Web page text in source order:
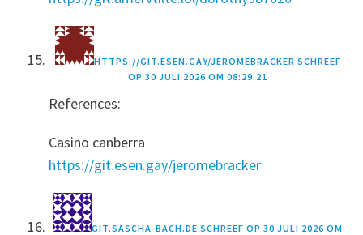
HTTPS://GIT.ESEN.GAY/JEROMEBRACKER SCHREEF
OP 30 JULI 2026 OM 08:29:21
References:
Casino canberra
https://git.esen.gay/jeromebracker
GIT.SASCHA-BACH.DE SCHREEF OP 30 JULI 2026 OM